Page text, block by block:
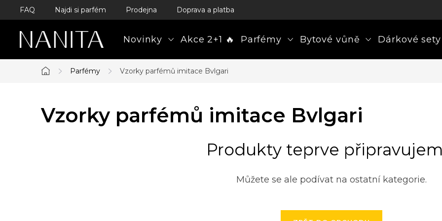
Přejít
obsah
FAQ Najdi si parfém Prodejna Doprava a platba
Novinky Akce 2+1 🔥 Parfémy Bytové vůně Dárkové sety
Domů
Parfémy Vzorky parfémů imitace Bvlgari
Vzorky parfémů imitace Bvlgari
Produkty teprve
Můžete se ale podívat na ostatní kategorie.